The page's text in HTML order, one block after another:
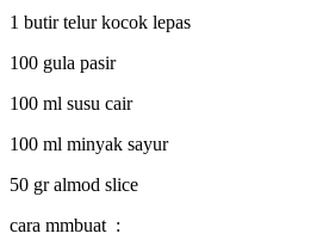
1 butir telur kocok lepas
100 gula pasir
100 ml susu cair
100 ml minyak sayur
50 gr almod slice
cara mmbuat :